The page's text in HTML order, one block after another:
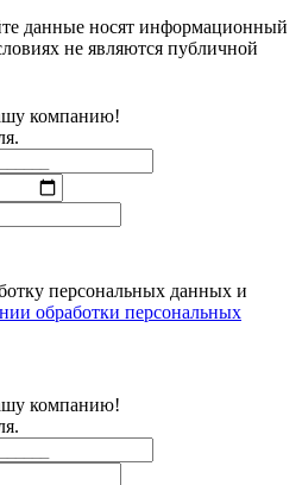
данные носят информационный
не являются публичной
компанию!
персональных данных и
обработки персональных
компанию!